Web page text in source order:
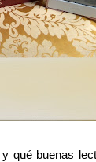
qué buenas